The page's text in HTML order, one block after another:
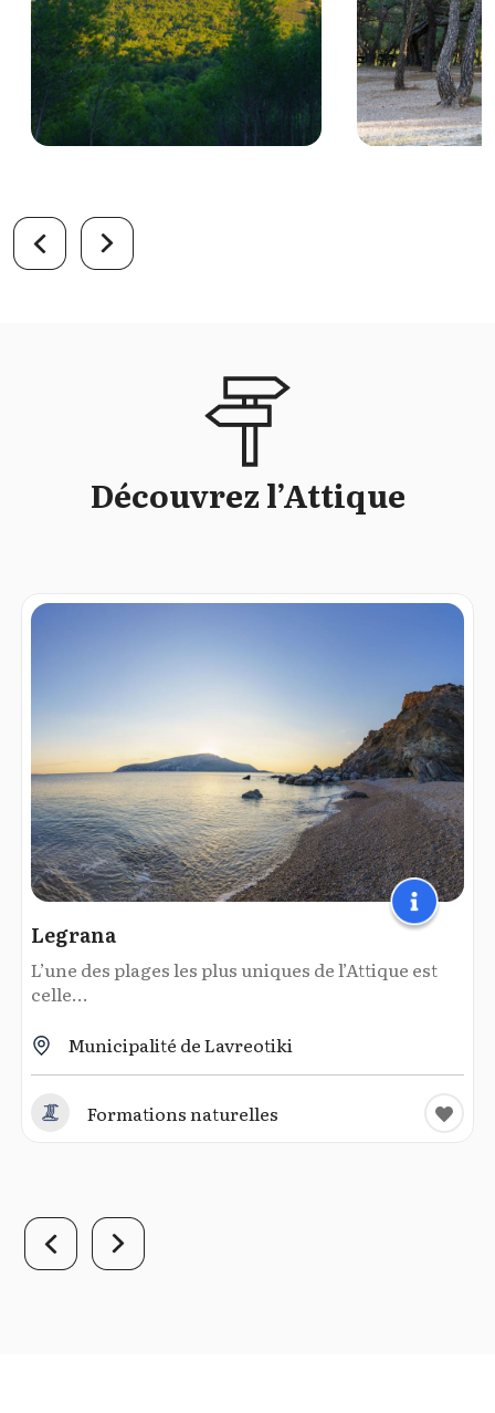
Découvrez l’Attique
Legrana
L’une des plages les plus uniques de l’Attique est
celle...
Municipalité de Lavreotiki
Formations naturelles